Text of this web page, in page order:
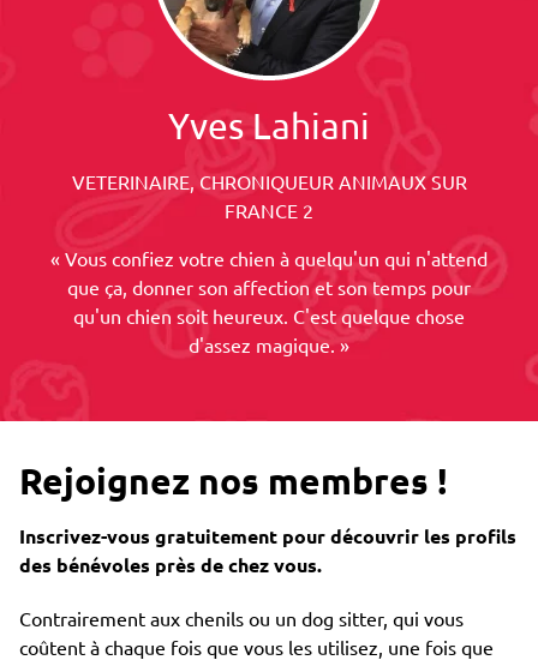
Yves Lahiani
VETERINAIRE, CHRONIQUEUR ANIMAUX SUR
FRANCE 2
« Vous confiez votre chien à quelqu'un qui n'attend
que ça, donner son affection et son temps pour
qu'un chien soit heureux. C'est quelque chose
d'assez magique. »
Rejoignez nos membres !
Inscrivez-vous gratuitement pour découvrir les profils
des bénévoles près de chez vous.
Contrairement aux chenils ou un dog sitter, qui vous
coûtent à chaque fois que vous les utilisez, une fois que